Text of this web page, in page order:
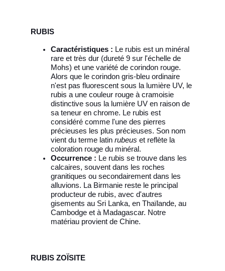
RUBIS
Caractéristiques : Le rubis est un minéral
rare et très dur (dureté 9 sur l'échelle de
Mohs) et une variété de corindon rouge.
Alors que le corindon gris-bleu ordinaire
n'est pas fluorescent sous la lumière UV, le
rubis a une couleur rouge à cramoisie
distinctive sous la lumière UV en raison de
sa teneur en chrome. Le rubis est
considéré comme l'une des pierres
précieuses les plus précieuses. Son nom
vient du terme latinrubeus et reflète la
coloration rouge du minéral.
Occurrence : Le rubis se trouve dans les
calcaires, souvent dans les roches
granitiques ou secondairement dans les
alluvions. La Birmanie reste le principal
producteur de rubis, avec d'autres
gisements au Sri Lanka, en Thaïlande, au
Cambodge et à Madagascar. Notre
matériau provient de Chine.
RUBIS ZOÏSITE